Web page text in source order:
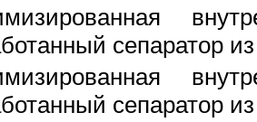
сепаратор
сепаратор